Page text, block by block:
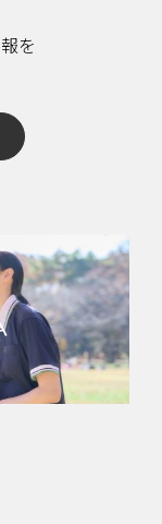
を